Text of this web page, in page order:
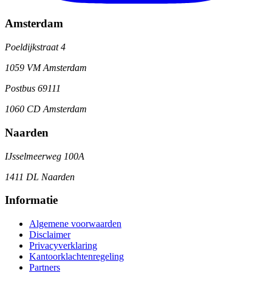
Amsterdam
Poeldijkstraat 4
1059 VM Amsterdam
Postbus 69111
1060 CD Amsterdam
Naarden
IJsselmeerweg 100A
1411 DL Naarden
Informatie
Algemene voorwaarden
Disclaimer
Privacyverklaring
Kantoorklachtenregeling
Partners